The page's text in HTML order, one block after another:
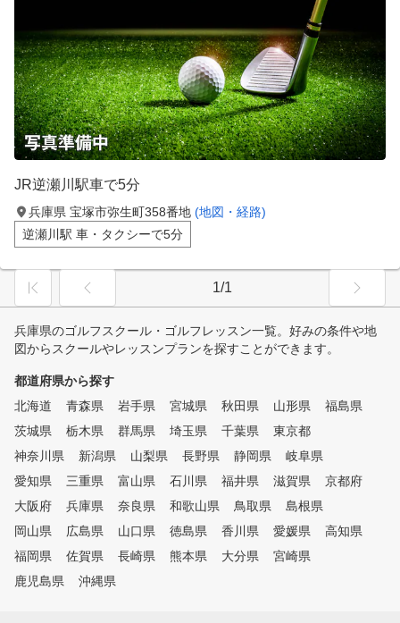
JR逆瀬川駅車で5分
兵庫県 宝塚市弥生町358番地 (地図・経路)
逆瀬川駅 車・タクシーで5分
1/1
兵庫県のゴルフスクール・ゴルフレッスン一覧。好みの条件や地
図からスクールやレッスンプランを探すことができます。
都道府県から探す
北海道
青森県 岩手県 宮城県 秋田県 山形県
福島県
茨城県
栃木県 群馬県 埼玉県 千葉県
東京都
神奈川県
新潟県 山梨県 長野県 静岡県
岐阜県
愛知県
三重県 富山県 石川県 福井県 滋賀県
京都府
大阪府
兵庫県 奈良県 和歌山県 鳥取県
島根県
岡山県
広島県 山口県 徳島県 香川県 愛媛県
高知県
福岡県
佐賀県 長崎県 熊本県 大分県
宮崎県
鹿児島県
沖縄県